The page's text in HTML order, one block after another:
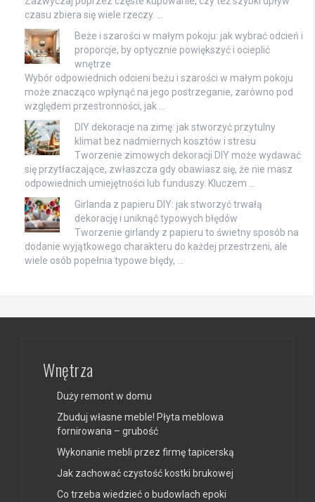
czasu zbiera się wiele rzeczy. …
Beże i szarości w małym pokoju: jak wybrać odcień i
proporcje, by optycznie powiększyć i ocieplić
wnętrze
Wybór odpowiednich odcieni beżu i szarości w małym pokoju
może znacząco wpłynąć na jego postrzeganie, zarówno pod
względem przestronności, jak …
DIY dekoracje na zimę: jak stworzyć przytulny
klimat bez nadmiernych kosztów i stresu
Tworzenie zimowych dekoracji DIY może wydawać
się przytłaczające, zwłaszcza gdy obawiasz się, że nie masz
odpowiednich umiejętności lub funduszy. Kluczem …
Girlanda z papieru DIY: jak stworzyć trwałą
dekorację i uniknąć typowych błędów
Tworzenie girlandy z papieru to świetny sposób na
dodanie wyjątkowego charakteru do każdej przestrzeni, ale
wiele osób popełnia typowe błędy, …
Wnętrza
Duży remont w domu
Zbuduj własne meble! Płyta meblowa
fornirowana – grubość
Wykonanie mebli przez firmę tapicerską
Jak zachować czystość kostki brukowej
Co trzeba wiedzieć o budowlach epoki